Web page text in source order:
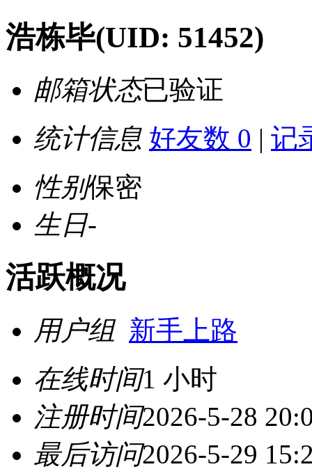
浩栋毕(UID: 51452)
邮箱状态已验证
统计信息 好友数 0 | 记
性别保密
生日-
活跃概况
用户组 新手上路
在线时间1 小时
注册时间2026-5-28
最后访问2026-5-29